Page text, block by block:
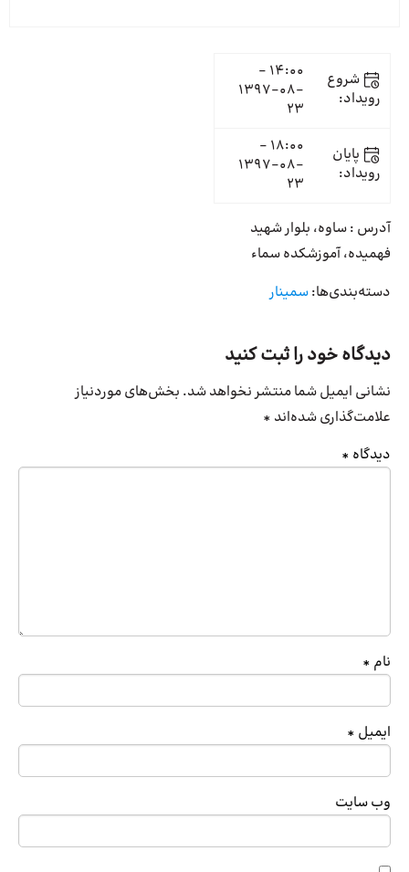
شروع
رویداد:
14:00 -
1397-08-
23
پایان
رویداد:
18:00 -
1397-08-
23
آدرس : ساوه، بلوار شهید
فهمیده، آموزشکده سماء
دسته‌بندی‌ها:سمینار
دیدگاه خود را ثبت کنید
نشانی ایمیل شما منتشر نخواهد شد. بخش‌های موردنیاز
علامت‌گذاری شده‌اند *
دیدگاه *
نام *
ایمیل *
وب‌ سایت